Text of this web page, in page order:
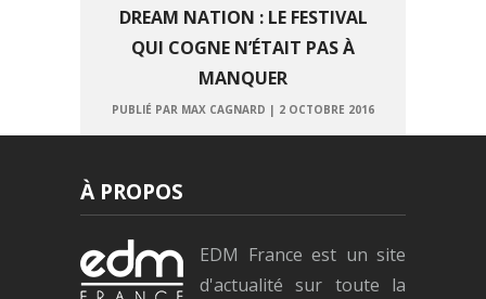
DREAM NATION : LE FESTIVAL
QUI COGNE N’ÉTAIT PAS À
MANQUER
PUBLIÉ PAR MAX CAGNARD | 2 OCTOBRE 2016
À PROPOS
EDM France est un site
d'actualité sur toute la